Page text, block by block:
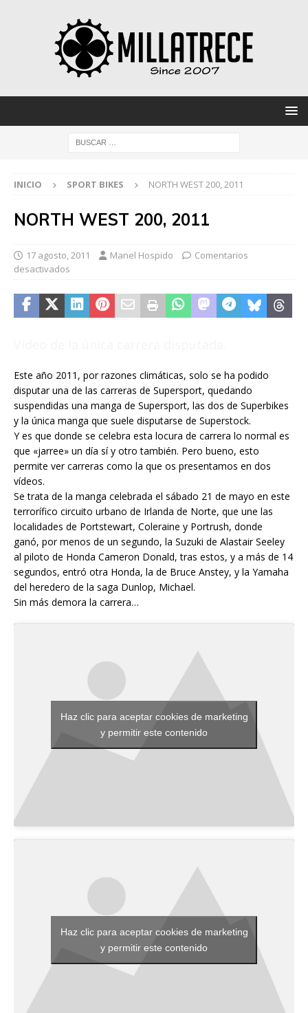
INICIO SPORT BIKES NORTH WEST 200, 2011
NORTH WEST 200, 2011
17 agosto, 2011 Manel Hospido
Comentarios
desactivados
Este año 2011, por razones climáticas, solo se ha podido
disputar una de las carreras de Supersport, quedando
suspendidas una manga de Supersport, las dos de Superbikes
y la única manga que suele disputarse de Superstock.
Y es que donde se celebra esta locura de carrera lo normal es
que «jarree» un día sí y otro también. Pero bueno, esto
permite ver carreras como la que os presentamos en dos
vídeos.
Se trata de la manga celebrada el sábado 21 de mayo en este
terrorífico circuito urbano de Irlanda de Norte, que une las
localidades de Portstewart, Coleraine y Portrush, donde
ganó, por menos de un segundo, la Suzuki de Alastair Seeley
al piloto de Honda Cameron Donald, tras estos, y a más de 14
segundos, entró otra Honda, la de Bruce Anstey, y la Yamaha
del heredero de la saga Dunlop, Michael.
Sin más demora la carrera…
Haz clic para aceptar cookies de marketing
y permitir este contenido
Haz clic para aceptar cookies de marketing
y permitir este contenido